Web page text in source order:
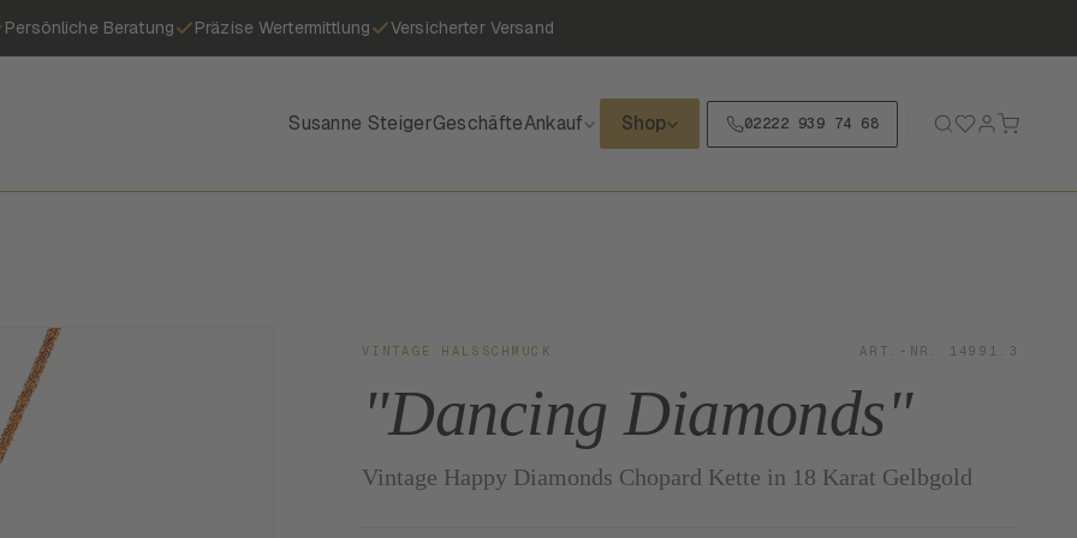
Persönliche Beratung Präzise Wertermittlung Versicherter Versand
Susanne SteigerGeschäfteAnkauf Shop 02222 939 74 68
VINTAGE HALSSCHMUCK ART.-NR. 14991.3
"Dancing Diamonds"
Vintage Happy Diamonds Chopard Kette in 18 Karat Gelbgold